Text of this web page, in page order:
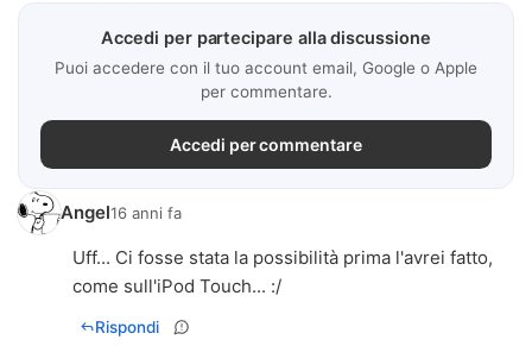
Accedi per partecipare alla discussione
Puoi accedere con il tuo account email, Google o Apple
per commentare.
Accedi per commentare
Angel16 anni fa
Uff... Ci fosse stata la possibilità prima l'avrei fatto,
come sull'iPod Touch... :/
Rispondi